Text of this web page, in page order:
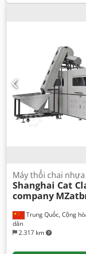
Trung Quốc, Cộng
dân
2.317 km
Máy thổi chai
Shanghai Cat
company